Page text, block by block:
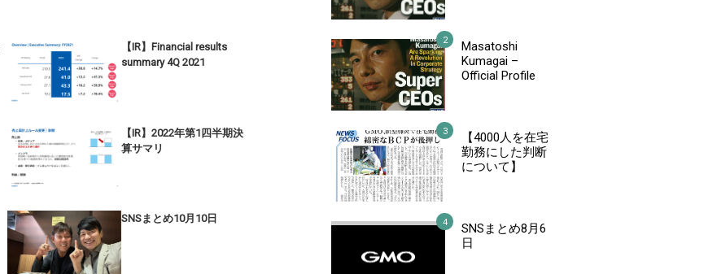
【IR】Financial results
summary 4Q 2021
【IR】2022年第1四半期決
算サマリ
SNSまとめ10月10日
Masatoshi
Kumagai –
Official Profile
【4000人を在宅
勤務にした判断
について】
SNSまとめ8月6
日